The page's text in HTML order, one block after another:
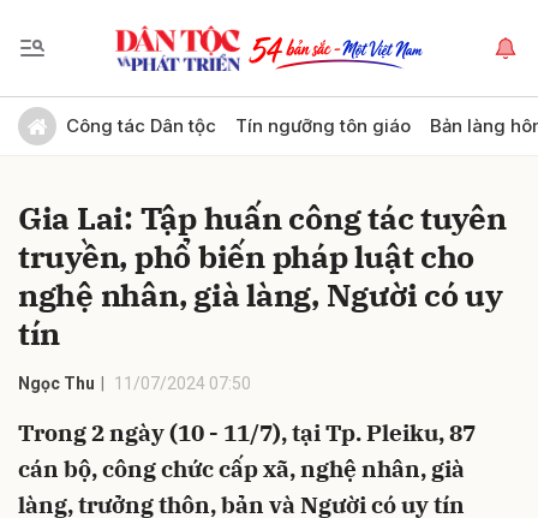
Công tác Dân tộc Tín ngưỡng tôn giáo Bản làng
Gia Lai: Tập huấn công tác tuyên
truyền, phổ biến pháp luật cho
nghệ nhân, già làng, Người có uy
tín
Ngọc Thu 11/07/2024 07:50
Trong 2 ngày (10 - 11/7), tại Tp. Pleiku, 87
cán bộ, công chức cấp xã, nghệ nhân, già
làng, trưởng thôn, bản và Người có uy tín
Gửi bình luận